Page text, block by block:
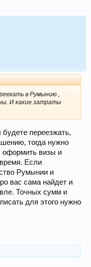
в Румынию ,
И какие затраты
будете переезжать,
тогда нужно
оформить визы и
Если
Румынии и
вас сама найдет и
Точных сумм и
для этого нужно